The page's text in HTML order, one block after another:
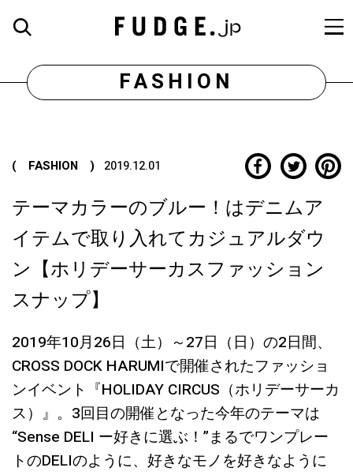
FASHION
( FASHION ) 2019.12.01
テーマカラーのブルー！はデニムア
イテムで取り入れてカジュアルダウ
ン【ホリデーサーカスファッション
スナップ】
2019年10月26日（土）～27日（日）の2日間、
CROSS DOCK HARUMIで開催されたファッショ
ンイベント『HOLIDAY CIRCUS（ホリデーサーカ
ス）』。3回目の開催となった今年のテーマは
“Sense DELI ー好きに選ぶ！”まるでワンプレー
トのDELIのように、好きなモノを好きなように